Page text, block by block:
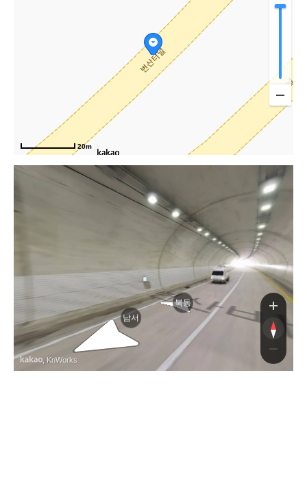
20m
남서
북동
, KnWorks